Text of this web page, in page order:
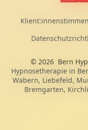
Klient:innenstimmen
© 2026 Bern
Hypnosetherapie in
Wabern, Liebefeld,
Bremgarten,